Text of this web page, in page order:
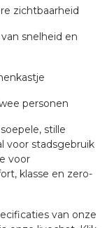
zichtbaarheid
snelheid en
personen
stille
voor stadsgebruik
voor
klasse en zero-
van onze